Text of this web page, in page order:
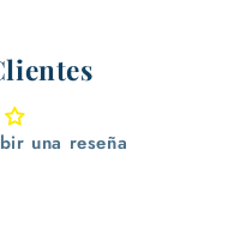
una reseña